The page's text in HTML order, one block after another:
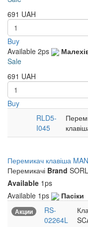
691 UAH
Buy
Available 2ps
Sale
691 UAH
Buy
RLD5-
I045
Перемикач клавіша
Перемикачі Brand SORL
Available 1ps
Available 1ps Пасіки
Акции
RS-
02264L